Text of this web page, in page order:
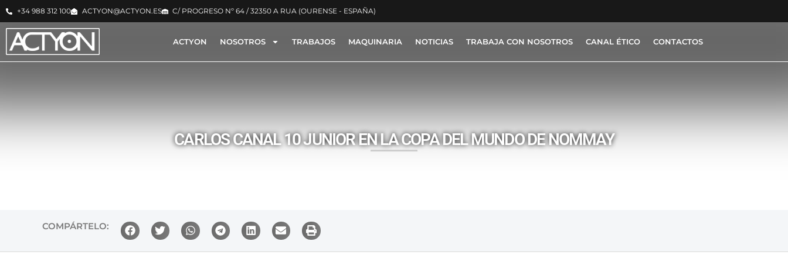
+34 988 312 100 ACTYON@ACTYON.ES C/ PROGRESO Nº 64 / 32350 A RUA (OURENSE - ESPAÑA)
ACTYON NOSOTROS TRABAJOS MAQUINARIA NOTICIAS TRABAJA CON NOSOTROS CANAL ÉTICO CONTACTOS
CARLOS CANAL 10 JUNIOR EN LA COPA DEL MUNDO DE NOMMAY
COMPÁRTELO: